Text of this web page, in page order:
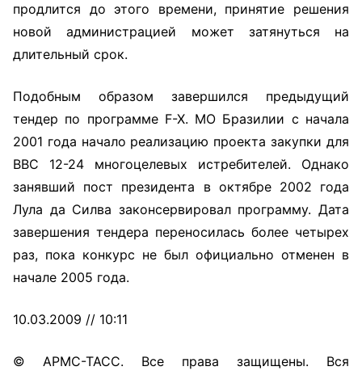
продлится до этого времени, принятие решения
новой администрацией может затянуться на
длительный срок.
Подобным образом завершился предыдущий
тендер по программе F-X. МО Бразилии с начала
2001 года начало реализацию проекта закупки для
ВВС 12-24 многоцелевых истребителей. Однако
занявший пост президента в октябре 2002 года
Лула да Силва законсервировал программу. Дата
завершения тендера переносилась более четырех
раз, пока конкурс не был официально отменен в
начале 2005 года.
10.03.2009 // 10:11
© АРМС-ТАСС. Все права защищены. Вся